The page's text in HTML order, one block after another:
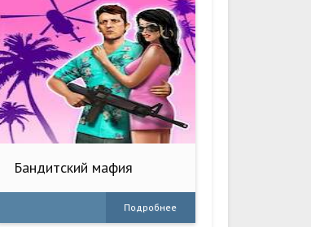
Бандитский мафия
Подробнее